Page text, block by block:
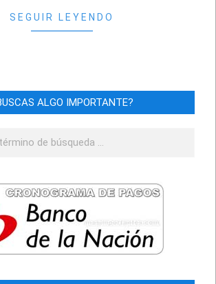
SEGUIR LEYENDO
ALGO IMPORTANTE?